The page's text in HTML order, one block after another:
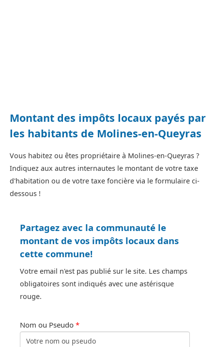
Montant des impôts locaux payés par
les habitants de Molines-en-Queyras
Vous habitez ou êtes propriétaire à Molines-en-Queyras ?
Indiquez aux autres internautes le montant de votre taxe
d'habitation ou de votre taxe foncière via le formulaire ci-
dessous !
Partagez avec la communauté le
montant de vos impôts locaux dans
cette commune!
Votre email n'est pas publié sur le site. Les champs
obligatoires sont indiqués avec une astérisque
rouge.
Nom ou Pseudo *